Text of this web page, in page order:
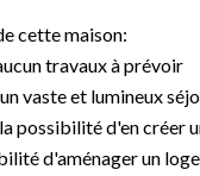
cette maison:
travaux à prévoir
vaste et lumineux
possibilité d'en créer
d'aménager un